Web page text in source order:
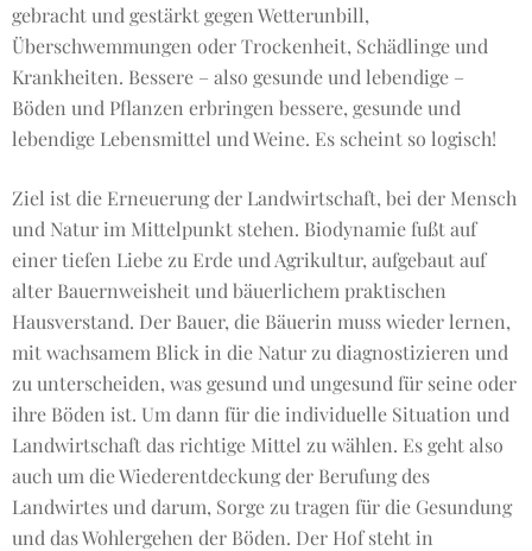
gebracht und gestärkt gegen Wetterunbill,
Überschwemmungen oder Trockenheit, Schädlinge und
Krankheiten. Bessere – also gesunde und lebendige –
Böden und Pflanzen erbringen bessere, gesunde und
lebendige Lebensmittel und Weine. Es scheint so logisch!
Ziel ist die Erneuerung der Landwirtschaft, bei der Mensch
und Natur im Mittelpunkt stehen. Biodynamie fußt auf
einer tiefen Liebe zu Erde und Agrikultur, aufgebaut auf
alter Bauernweisheit und bäuerlichem praktischen
Hausverstand. Der Bauer, die Bäuerin muss wieder lernen,
mit wachsamem Blick in die Natur zu diagnostizieren und
zu unterscheiden, was gesund und ungesund für seine oder
ihre Böden ist. Um dann für die individuelle Situation und
Landwirtschaft das richtige Mittel zu wählen. Es geht also
auch um die Wiederentdeckung der Berufung des
Landwirtes und darum, Sorge zu tragen für die Gesundung
und das Wohlergehen der Böden. Der Hof steht in